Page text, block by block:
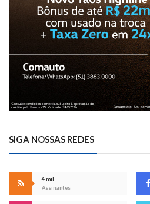
SIGA NOSSAS REDES
4 mil
Assinantes